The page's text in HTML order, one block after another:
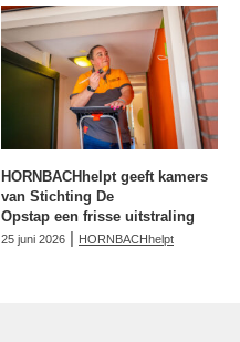
HORNBACHhelpt geeft kamers
van Stichting De
Opstap een frisse uitstraling
25 juni 2026 | HORNBACHhelpt